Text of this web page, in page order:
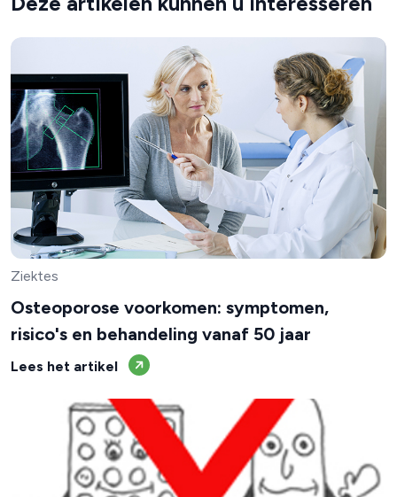
Ziektes
Osteoporose voorkomen: symptomen,
risico's en behandeling vanaf 50 jaar
Lees het artikel